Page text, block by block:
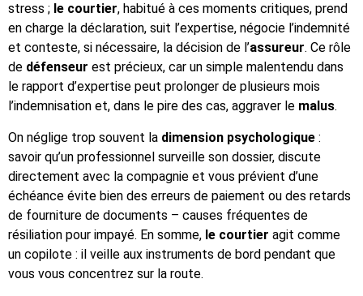
stress ; le courtier, habitué à ces moments critiques, prend
en charge la déclaration, suit l’expertise, négocie l’indemnité
et conteste, si nécessaire, la décision de l’assureur. Ce rôle
de défenseur est précieux, car un simple malentendu dans
le rapport d’expertise peut prolonger de plusieurs mois
l’indemnisation et, dans le pire des cas, aggraver le malus.
On néglige trop souvent la dimension psychologique :
savoir qu’un professionnel surveille son dossier, discute
directement avec la compagnie et vous prévient d’une
échéance évite bien des erreurs de paiement ou des retards
de fourniture de documents – causes fréquentes de
résiliation pour impayé. En somme, le courtier agit comme
un copilote : il veille aux instruments de bord pendant que
vous vous concentrez sur la route.